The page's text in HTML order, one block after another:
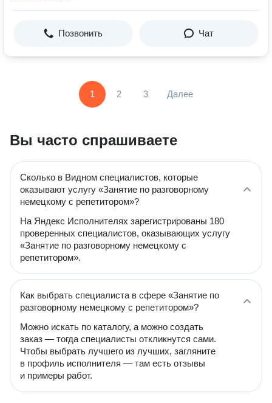
Позвонить Чат
1 2 3 Далее
Вы часто спрашиваете
Сколько в Видном специалистов, которые
оказывают услугу «Занятие по разговорному
немецкому с репетитором»?
На Яндекс Исполнителях зарегистрированы 180
проверенных специалистов, оказывающих услугу
«Занятие по разговорному немецкому с
репетитором».
Как выбрать специалиста в сфере «Занятие по
разговорному немецкому с репетитором»?
Можно искать по каталогу, а можно создать
заказ — тогда специалисты откликнутся сами.
Чтобы выбрать лучшего из лучших, загляните
в профиль исполнителя — там есть отзывы
и примеры работ.